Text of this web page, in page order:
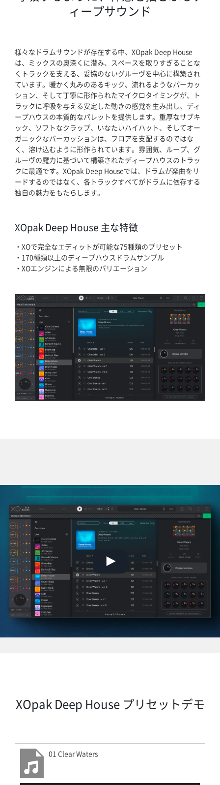
ホーム
取扱ブランド
プロダクトリスト
サポート
採用情報
会社概要
マイアカウント
ィープサウンド
様々なドラムサウンドが存在する中、XOpak Deep House
は、ミックスの奥深くに潜み、スペースを取りすぎることな
くトラックを支える、妥協のないグルーヴを中心に構築され
ています。暖かく丸みのあるキック、流れるようなパーカッ
ション、そして丁寧に形作られたマイクロタイミングが、ト
ラックに呼吸を与える安定した動きの感覚を生み出し、ディ
ープハウスの本質的なパレットを提供します。重厚なサブキ
ック、ソフトなクラップ、いなたいハイハット、そしてオー
ガニックなパーカッションは、フロアを支配するのではな
く、溶け込むように形作られています。雰囲気、ループ、グ
ルーヴの魔力に基づいて構築されたディープハウスのトラッ
クに最適です。XOpak Deep Houseでは、ドラムが楽曲をリ
ードするのではなく、各トラックすべてがドラムに依存する
独自の魅力をもたらします。
XOpak Deep House 主な特徴
・XOで完全なエディットが可能な75種類のプリセット
・170種類以上のディープハウスドラムサンプル
・XOエンジンによる無限のバリエーション
XOpak Deep House プリセットデモ
01 Clear Waters